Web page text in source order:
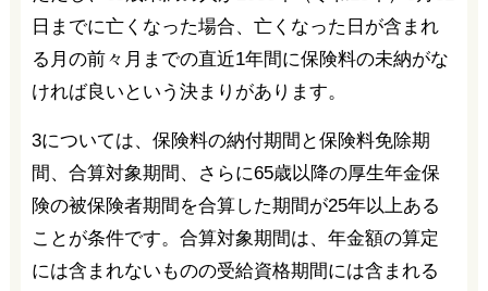
日までに亡くなった場合、亡くなった日が含まれ
る月の前々月までの直近1年間に保険料の未納がな
ければ良いという決まりがあります。
3については、保険料の納付期間と保険料免除期
間、合算対象期間、さらに65歳以降の厚生年金保
険の被保険者期間を合算した期間が25年以上ある
ことが条件です。合算対象期間は、年金額の算定
には含まれないものの受給資格期間には含まれる